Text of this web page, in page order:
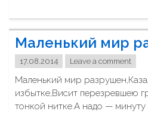
а
г
о
л
с
а
"
л
е
с
у
б
л
и
ж
Маленький мир
17.08.2014 Leave a comment
Маленький мир
избытке,Висит перезревшею
тонкой нитке.А надо —